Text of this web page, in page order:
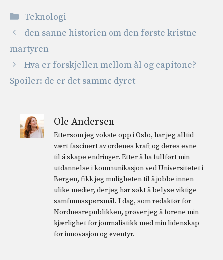
Kategorier
Teknologi
den sanne historien om den første kristne
martyren
Hva er forskjellen mellom ål og capitone?
Spoiler: de er det samme dyret
Ole Andersen
Ettersom jeg vokste opp i Oslo, har jeg alltid
vært fascinert av ordenes kraft og deres evne
til å skape endringer. Etter å ha fullført min
utdannelse i kommunikasjon ved Universitetet i
Bergen, fikk jeg muligheten til å jobbe innen
ulike medier, der jeg har søkt å belyse viktige
samfunnsspørsmål. I dag, som redaktør for
Nordnesrepublikken, prøver jeg å forene min
kjærlighet for journalistikk med min lidenskap
for innovasjon og eventyr.